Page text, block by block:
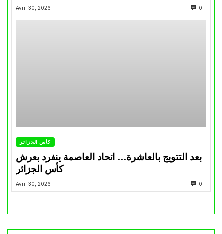
Avril 30, 2026 0
كأس الجزائر
بعد التتويج بالعاشرة… اتحاد العاصمة ينفرد بعرش
كأس الجزائر
Avril 30, 2026 0